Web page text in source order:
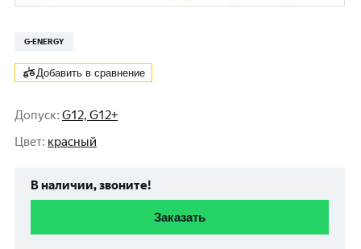
G-ENERGY
Добавить в сравнение
Допуск: G12, G12+
Цвет: красный
В наличии, звоните!
Заказать